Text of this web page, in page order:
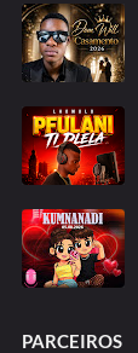
PARCEIROS